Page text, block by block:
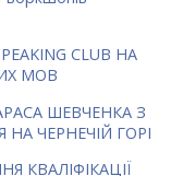
CLUB НА
МОВ
ШЕВЧЕНКА З
ЧЕРНЕЧІЙ ГОРІ
КВАЛІФІКАЦІЇ